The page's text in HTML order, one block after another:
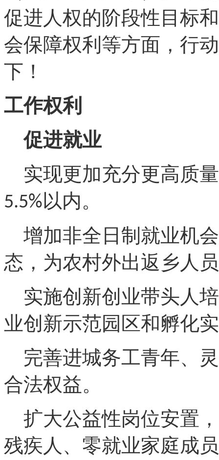
促进人权的阶段性目标
会保障权利等方面，行
下！
工作权利
促进就业
实现更加充分更高质
5.5%以内。
增加非全日制就业机
态，为农村外出返乡人
实施创新创业带头人
业创新示范园区和孵化
完善进城务工青年、
合法权益。
扩大公益性岗位安置
残疾人、零就业家庭成